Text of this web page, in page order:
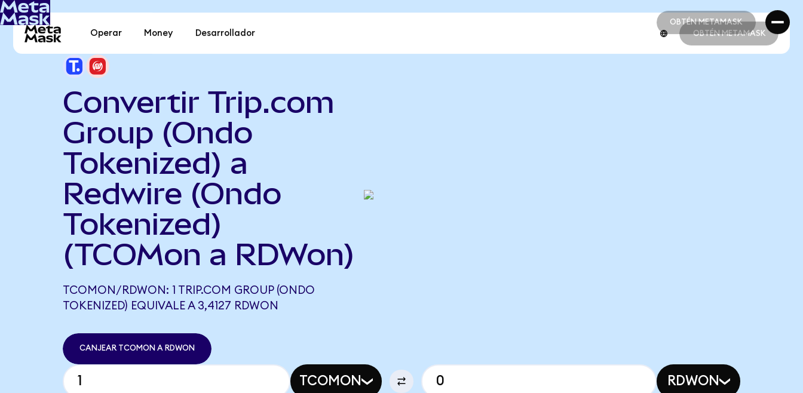
OBTÉN METAMASK
OBTÉN METAMASK
Operar Money Desarrollador OBTÉN METAMASK
Convertir Trip.com
Group (Ondo
Tokenized) a
Redwire (Ondo
Tokenized)
(TCOMon a RDWon)
TCOMON/RDWON: 1 TRIP.COM GROUP (ONDO
TOKENIZED) EQUIVALE A 3,4127 RDWON
CANJEAR TCOMON A RDWON
TCOMON RDWON